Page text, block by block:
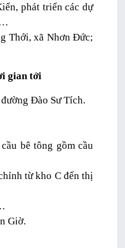
phát triển các dự
Thới, xã Nhơn Đức;
gian tới
Đào Sư Tích.
bê tông gồm cầu
từ kho C đến thị
Giờ.